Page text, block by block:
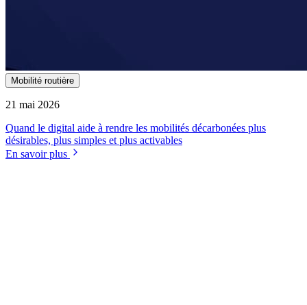
Mobilité routière
21 mai 2026
Quand le digital aide à rendre les mobilités décarbonées plus
désirables, plus simples et plus activables
En savoir plus